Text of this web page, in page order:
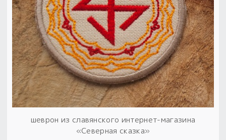
шеврон из славянского интернет-магазина
«Северная сказка»